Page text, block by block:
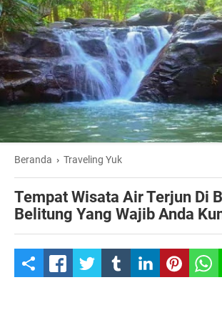
Beranda › Traveling Yuk
Tempat Wisata Air Terjun Di
Belitung Yang Wajib Anda
S